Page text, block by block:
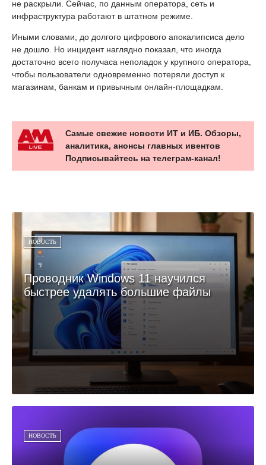
не раскрыли. Сейчас, по данным оператора, сеть и
инфраструктура работают в штатном режиме.
Иными словами, до долгого цифрового апокалипсиса дело
не дошло. Но инцидент наглядно показал, что иногда
достаточно всего получаса неполадок у крупного оператора,
чтобы пользователи одновременно потеряли доступ к
магазинам, банкам и привычным онлайн-площадкам.
Самые свежие новости ИТ и ИБ. Обзоры,
аналитика, анонсы главных ивентов
Подписывайтесь на телеграм-канал!
НОВОСТЬ
Проводник Windows 11 научился
быстрее удалять большие файлы
НОВОСТЬ